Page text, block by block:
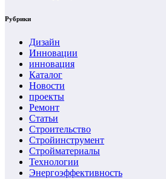
Рубрики
Дизайн
Инновации
инновация
Каталог
Новости
проекты
Ремонт
Статьи
Строительство
Стройинструмент
Стройматериалы
Технологии
Энергоэффективность